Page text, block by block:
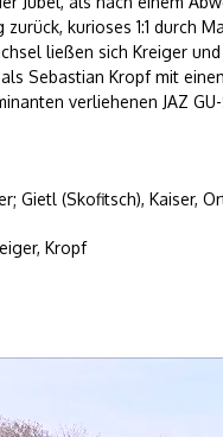
zurück, kurioses 1:1 durch
ließen sich Kreiger
Sebastian Kropf mit
verliehenen JAZ
Gietl (Skofitsch), Kaiser,
Kropf